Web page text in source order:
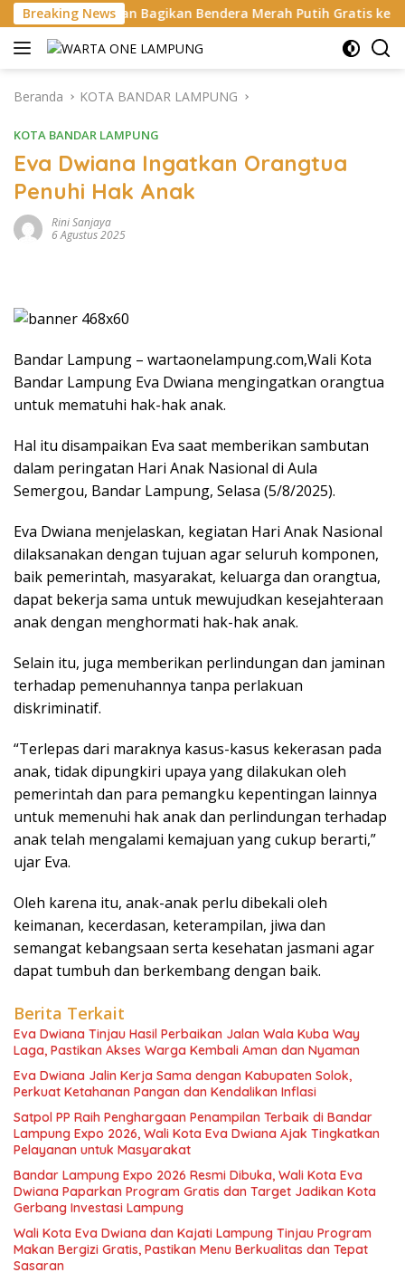
Langsung
ke
konten
Breaking News
Bagikan Bendera Merah Putih Gratis ke Pengendara
Beranda KOTA BANDAR LAMPUNG
KOTA BANDAR LAMPUNG
Eva Dwiana Ingatkan Orangtua
Penuhi Hak Anak
Rini Sanjaya
6 Agustus 2025
Bandar Lampung – wartaonelampung.com,Wali Kota
Bandar Lampung Eva Dwiana mengingatkan orangtua
untuk mematuhi hak-hak anak.
Hal itu disampaikan Eva saat memberikan sambutan
dalam peringatan Hari Anak Nasional di Aula
Semergou, Bandar Lampung, Selasa (5/8/2025).
Eva Dwiana menjelaskan, kegiatan Hari Anak Nasional
dilaksanakan dengan tujuan agar seluruh komponen,
baik pemerintah, masyarakat, keluarga dan orangtua,
dapat bekerja sama untuk mewujudkan kesejahteraan
anak dengan menghormati hak-hak anak.
Selain itu, juga memberikan perlindungan dan jaminan
terhadap pemenuhannya tanpa perlakuan
diskriminatif.
“Terlepas dari maraknya kasus-kasus kekerasan pada
anak, tidak dipungkiri upaya yang dilakukan oleh
pemerintah dan para pemangku kepentingan lainnya
untuk memenuhi hak anak dan perlindungan terhadap
anak telah mengalami kemajuan yang cukup berarti,”
ujar Eva.
Oleh karena itu, anak-anak perlu dibekali oleh
keimanan, kecerdasan, keterampilan, jiwa dan
semangat kebangsaan serta kesehatan jasmani agar
dapat tumbuh dan berkembang dengan baik.
Berita Terkait
Eva Dwiana Tinjau Hasil Perbaikan Jalan Wala Kuba Way
Laga, Pastikan Akses Warga Kembali Aman dan Nyaman
Eva Dwiana Jalin Kerja Sama dengan Kabupaten Solok,
Perkuat Ketahanan Pangan dan Kendalikan Inflasi
Satpol PP Raih Penghargaan Penampilan Terbaik di Bandar
Lampung Expo 2026, Wali Kota Eva Dwiana Ajak Tingkatkan
Pelayanan untuk Masyarakat
Bandar Lampung Expo 2026 Resmi Dibuka, Wali Kota Eva
Dwiana Paparkan Program Gratis dan Target Jadikan Kota
Gerbang Investasi Lampung
Wali Kota Eva Dwiana dan Kajati Lampung Tinjau Program
Makan Bergizi Gratis, Pastikan Menu Berkualitas dan Tepat
Sasaran